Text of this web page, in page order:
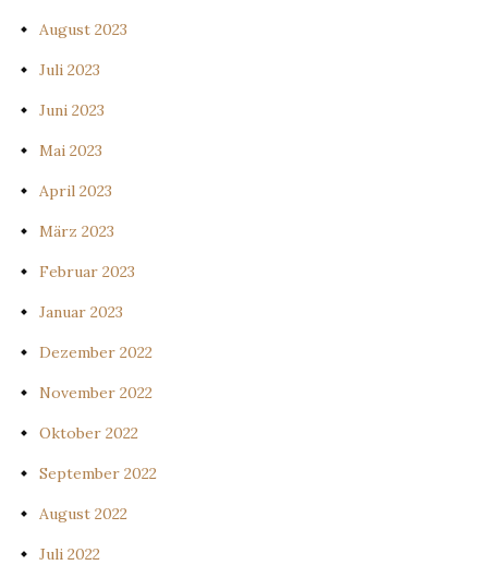
August 2023
Juli 2023
Juni 2023
Mai 2023
April 2023
März 2023
Februar 2023
Januar 2023
Dezember 2022
November 2022
Oktober 2022
September 2022
August 2022
Juli 2022